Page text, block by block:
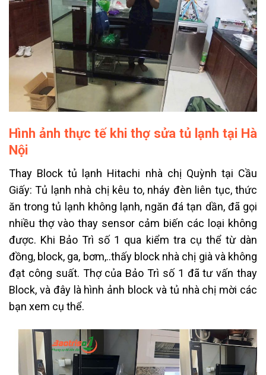
Hình ảnh thực tế khi thợ sửa tủ lạnh tại Hà
Nội
Thay Block tủ lạnh Hitachi nhà chị Quỳnh tại Cầu
Giấy: Tủ lạnh nhà chị kêu to, nháy đèn liên tục, thức
ăn trong tủ lạnh không lạnh, ngăn đá tạn dần, đã gọi
nhiều thợ vào thay sensor cảm biến các loại không
được. Khi Bảo Trì số 1 qua kiểm tra cụ thể từ dàn
đồng, block, ga, bơm,..thấy block nhà chị già và không
đạt công suất. Thợ của Bảo Trì số 1 đã tư vấn thay
Block, và đây là hình ảnh block và tủ nhà chị mời các
bạn xem cụ thể.